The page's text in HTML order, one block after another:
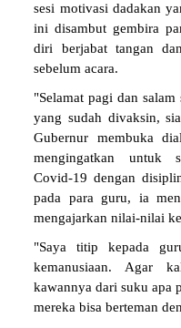
sesi motivasi dadakan
ini disambut gembira
diri berjabat tangan
sebelum acara.
"Selamat pagi dan
yang sudah divaksin,
Gubernur membuka
mengingatkan untuk
Covid-19 dengan
pada para guru, ia
mengajarkan nilai-nilai
"Saya titip kepada
kemanusiaan. Agar
kawannya dari suku apa
mereka bisa berteman